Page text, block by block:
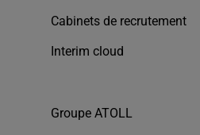
Cabinets de recrutement
Interim cloud
Groupe ATOLL